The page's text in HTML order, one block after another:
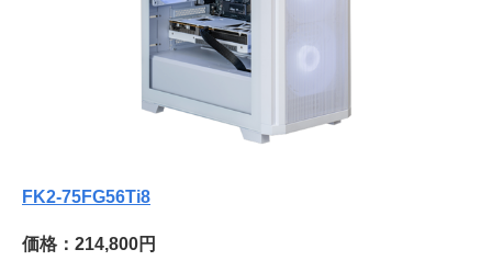
FK2-75FG56Ti8
価格：214,800円